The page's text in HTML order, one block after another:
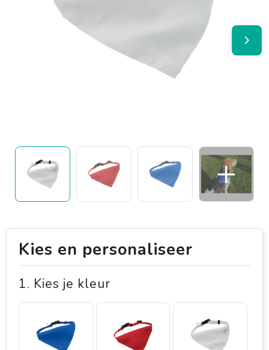
Kies en personaliseer
1. Kies je kleur